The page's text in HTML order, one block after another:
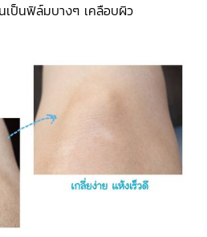
เป็นฟิล์มบางๆ เคลือบผิว